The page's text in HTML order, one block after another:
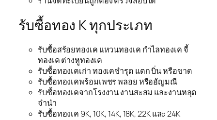
รับซื้อทอง K ทุกประเภท
รับซื้อสร้อยทองเค แหวนทองเค กำไลทองเค จี้
ทองเค ต่างหูทองเค
รับซื้อทองเคเก่า ทองเคชำรุด แตก บิ่น หรือขาด
รับซื้อทองเคพร้อมเพชร พลอย หรืออัญมณี
รับซื้อทองเคจากโรงงาน งานสะสม และงานหลุด
จำนำ
รับซื้อทองเค 9K, 10K, 14K, 18K, 22K และ 24K